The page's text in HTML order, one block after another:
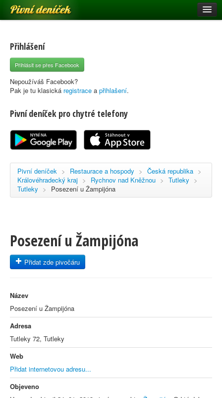
Pivní deníček
Pivní mapa
Pivní značky
Nápověda
Registrace
Přihlášení
Přihlásit se přes Facebook
Nepoužíváš Facebook?
Pak je tu klasická registrace a přihlašení.
Pivní deníček pro chytré telefony
Pivní deníček > Restaurace a hospody > Česká republika >
Královéhradecký kraj > Rychnov nad Kněžnou > Tutleky >
Tutleky > Posezení u Žampijóna
Posezení u Žampijóna
Přidat zde pivočáru
Název
Posezení u Žampijóna
Adresa
Tutleky 72, Tutleky
Web
Přidat internetovou adresu...
Objeveno